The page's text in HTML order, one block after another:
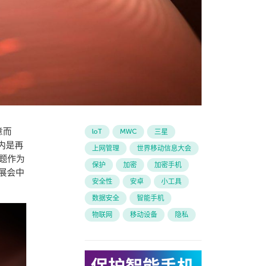
而
是再
作为
会中
loT MWC
三星
上网管理
世界移动信息大会
保护
加密
加密手机
安全性
安卓
小工具
数据安全
智能手机
物联网
移动设备 隐私